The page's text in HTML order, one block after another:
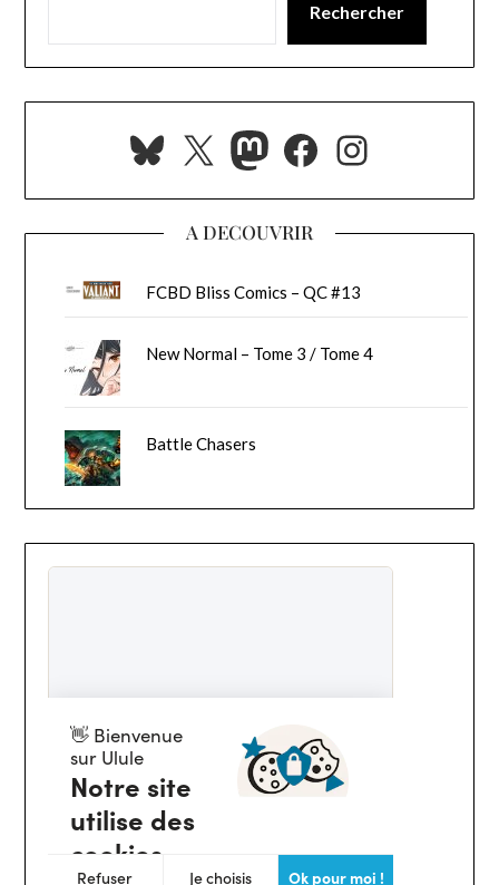
Rechercher
Bluesky
X Mastodon
Facebook
A DECOUVRIR
FCBD Bliss Comics – QC #13
New Normal – Tome 3 / Tome 4
Battle Chasers